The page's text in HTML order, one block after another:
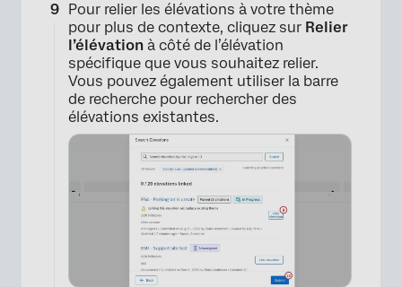
Pour relier les élévations à votre thème
pour plus de contexte, cliquez sur Relier
l’élévation à côté de l’élévation
spécifique que vous souhaitez relier.
Vous pouvez également utiliser la barre
de recherche pour rechercher des
élévations existantes.